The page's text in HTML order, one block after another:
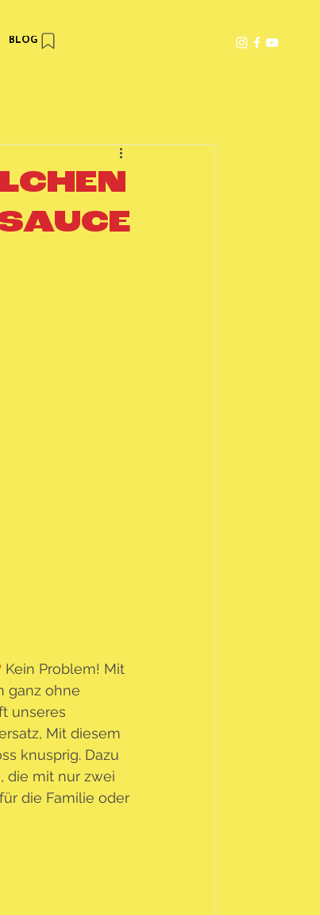
BLOG
Kein Problem! Mit
ganz ohne
unseres
Mit diesem
knusprig. Dazu
die mit nur zwei
die Familie oder